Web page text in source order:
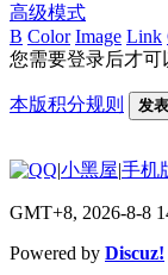
高级模式
B Color Image Link
您需要登录后才可
本版积分规则 发
|小黑屋|手机
GMT+8, 2026-8-8
Powered by Discuz!